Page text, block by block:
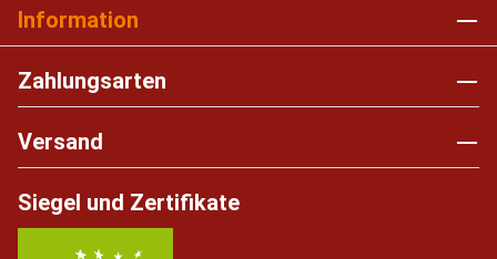
Information
Zahlungsarten
Versand
Siegel und Zertifikate